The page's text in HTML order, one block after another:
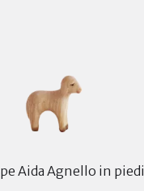
Aida Agnello in piedi